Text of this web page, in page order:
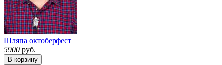
Шляпа октоберфест
5900 руб.
В корзину